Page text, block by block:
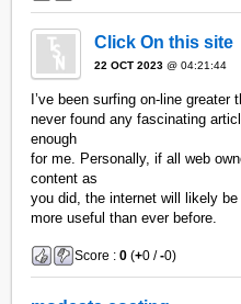
Click On this site
22 OCT 2023 @ 04:21:44
I’ve been surfing on-line greater
never found any fascinating
enough
for me. Personally, if all web
content as
you did, the internet will likely
more useful than ever before.
Score :0 (+0 /-0)